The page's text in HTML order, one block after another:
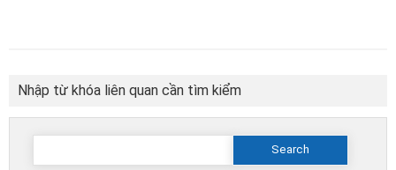
Nhập từ khóa liên quan cần tìm kiểm
Search